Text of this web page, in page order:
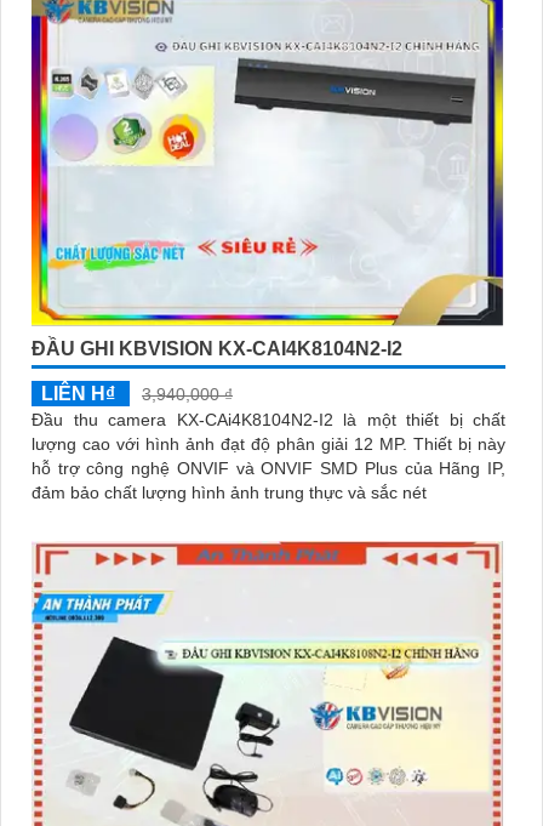
ĐẦU GHI KBVISION KX-CAI4K8104N2-I2
LIÊN H₫
3,940,000 ₫
Đầu thu camera KX-CAi4K8104N2-I2 là một thiết bị chất
lượng cao với hình ảnh đạt độ phân giải 12 MP. Thiết bị này
hỗ trợ công nghệ ONVIF và ONVIF SMD Plus của Hãng IP,
đảm bảo chất lượng hình ảnh trung thực và sắc nét